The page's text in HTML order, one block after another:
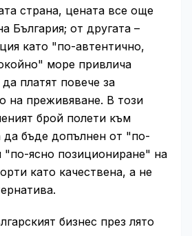
страна, цената все още
България; от другата –
като "по-автентично,
море привлича
платят повече за
на преживяване. В този
брой полети към
да бъде допълнен от "по-
"по-ясно позициониране" на
като качествена, а не
бизнес през лято